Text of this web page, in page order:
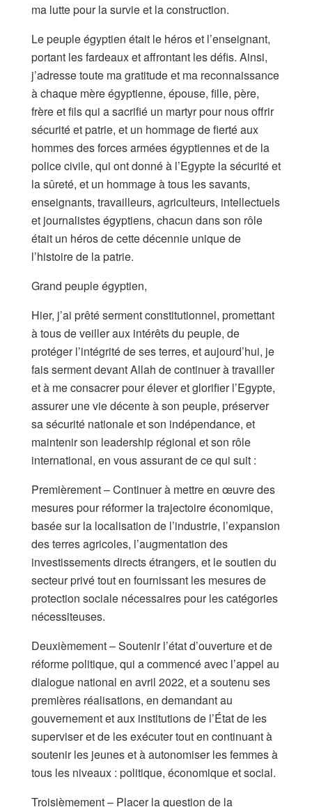
ma lutte pour la survie et la construction.
Le peuple égyptien était le héros et l’enseignant,
portant les fardeaux et affrontant les défis. Ainsi,
j’adresse toute ma gratitude et ma reconnaissance
à chaque mère égyptienne, épouse, fille, père,
frère et fils qui a sacrifié un martyr pour nous offrir
sécurité et patrie, et un hommage de fierté aux
hommes des forces armées égyptiennes et de la
police civile, qui ont donné à l’Egypte la sécurité et
la sûreté, et un hommage à tous les savants,
enseignants, travailleurs, agriculteurs, intellectuels
et journalistes égyptiens, chacun dans son rôle
était un héros de cette décennie unique de
l’histoire de la patrie.
Grand peuple égyptien,
Hier, j’ai prêté serment constitutionnel, promettant
à tous de veiller aux intérêts du peuple, de
protéger l’intégrité de ses terres, et aujourd’hui, je
fais serment devant Allah de continuer à travailler
et à me consacrer pour élever et glorifier l’Egypte,
assurer une vie décente à son peuple, préserver
sa sécurité nationale et son indépendance, et
maintenir son leadership régional et son rôle
international, en vous assurant de ce qui suit :
Premièrement – Continuer à mettre en œuvre des
mesures pour réformer la trajectoire économique,
basée sur la localisation de l’industrie, l’expansion
des terres agricoles, l’augmentation des
investissements directs étrangers, et le soutien du
secteur privé tout en fournissant les mesures de
protection sociale nécessaires pour les catégories
nécessiteuses.
Deuxièmement – Soutenir l’état d’ouverture et de
réforme politique, qui a commencé avec l’appel au
dialogue national en avril 2022, et a soutenu ses
premières réalisations, en demandant au
gouvernement et aux institutions de l’État de les
superviser et de les exécuter tout en continuant à
soutenir les jeunes et à autonomiser les femmes à
tous les niveaux : politique, économique et social.
Troisièmement – Placer la question de la